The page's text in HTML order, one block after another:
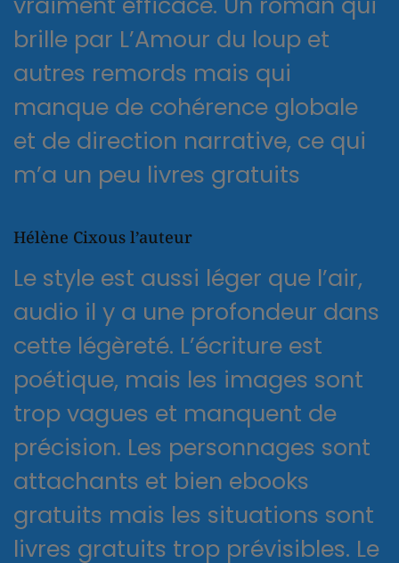
brille par L’Amour du loup et
autres remords mais qui
manque de cohérence globale
et de direction narrative, ce qui
m’a un peu livres gratuits
Hélène Cixous l’auteur
Le style est aussi léger que l’air,
audio il y a une profondeur dans
cette légèreté. L’écriture est
poétique, mais les images sont
trop vagues et manquent de
précision. Les personnages sont
attachants et bien ebooks
gratuits mais les situations sont
livres gratuits trop prévisibles. Le